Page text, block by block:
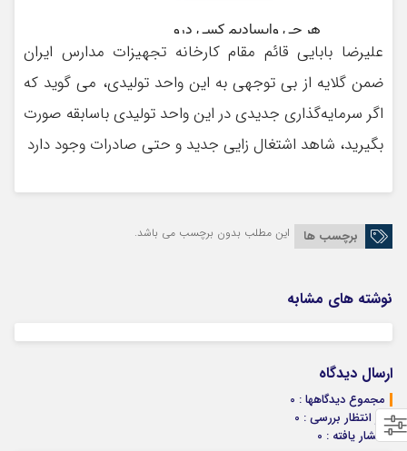
علیرضا بابایی قائم مقام کارخانه تجهیزات مدارس ایران
ضمن گلایه از بی توجهی به این واحد تولیدی، می گوید که
اگر سرمایه‌گذاری جدیدی در این واحد تولیدی باسابقه صورت
بگیرید، شاهد اشتغال زایی جدید و حتی صادرات وجود دارد
برچسب ها این مطلب بدون برچسب می باشد.
نوشته های مشابه
ارسال دیدگاه
مجموع دیدگاهها : 0
در انتظار بررسی : 0
انتشار یافته : 0